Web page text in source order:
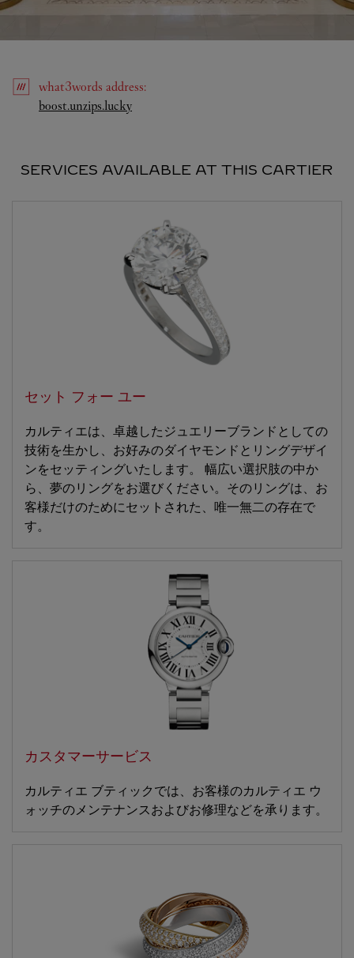
what3words address:
boost.unzips.luckyLink Opens in New Tab
SERVICES AVAILABLE AT THIS CARTIER
セット フォー ユー
カルティエは、卓越したジュエリーブランドとしての
技術を生かし、お好みのダイヤモンドとリングデザイ
ンをセッティングいたします。 幅広い選択肢の中か
ら、夢のリングをお選びください。そのリングは、お
客様だけのためにセットされた、唯一無二の存在で
す。
カスタマーサービス
カルティエ ブティックでは、お客様のカルティエ ウ
ォッチのメンテナンスおよびお修理などを承ります。